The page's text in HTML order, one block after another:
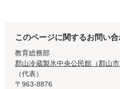
このページに関するお問い
教育総務部
郡山冷蔵製氷中央公民館（郡山市
代表
〒963-8876